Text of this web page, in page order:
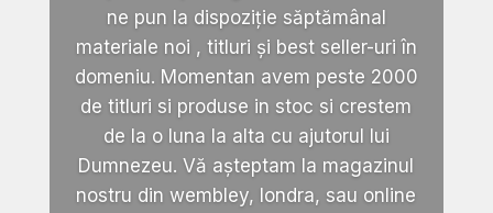
ne pun la dispoziție săptămânal
materiale noi , titluri și best seller-uri în
domeniu. Momentan avem peste 2000
de titluri si produse in stoc si crestem
de la o luna la alta cu ajutorul lui
Dumnezeu. Vă așteptam la magazinul
nostru din wembley, londra, sau online